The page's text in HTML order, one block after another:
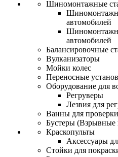
Шиномонтажные
автомобилей
автомобилей
Балансировочные
Вулканизаторы
Мойки колес
Переносные
Оборудование для
Регруверы
Лезвия для
Ванны для
Бустеры (Взрывные
Краскопульты
Аксессуары
Стойки для